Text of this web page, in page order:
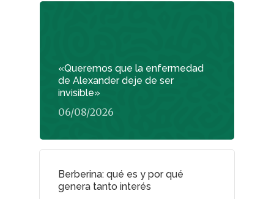
«Queremos que la enfermedad
de Alexander deje de ser
invisible»
06/08/2026
Berberina: qué es y por qué
genera tanto interés